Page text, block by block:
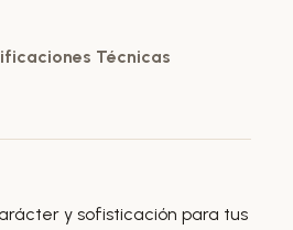
Técnicas
y sofisticación para tus